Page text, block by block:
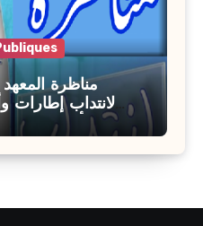
مناظرة
لانتداب
مختلفة : أخر اجل للترشح 27